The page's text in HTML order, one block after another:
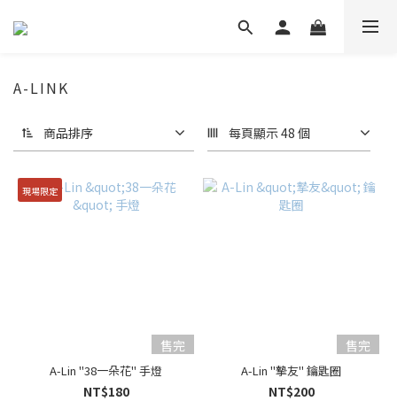
A-LINK
商品排序 每頁顯示 48 個
現場限定
售完
A-Lin "38一朵花" 手燈
NT$180
售完
A-Lin "摯友" 鑰匙圈
NT$200